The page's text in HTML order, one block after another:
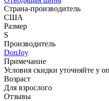
Страна-производитель
США
Размер
S
Производитель
DonJoy
Примечание
Условия скидки уточняйте у
Возраст
Для взрослого
Отзывы